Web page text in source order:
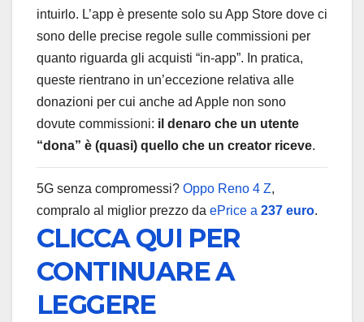
intuirlo. L’app è presente solo su App Store dove ci
sono delle precise regole sulle commissioni per
quanto riguarda gli acquisti “in-app”. In pratica,
queste rientrano in un’eccezione relativa alle
donazioni per cui anche ad Apple non sono
dovute commissioni: il denaro che un utente
“dona” è (quasi) quello che un creator riceve.
5G senza compromessi? Oppo Reno 4 Z,
compralo al miglior prezzo da ePrice a 237 euro.
CLICCA QUI PER
CONTINUARE A
LEGGERE